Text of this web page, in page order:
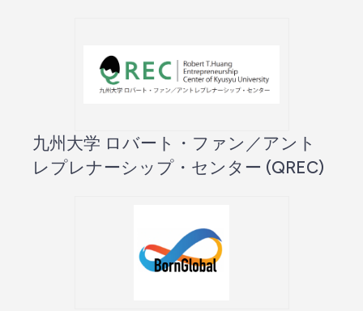
九州大学 ロバート・ファン／アント
レプレナーシップ・センター (QREC)